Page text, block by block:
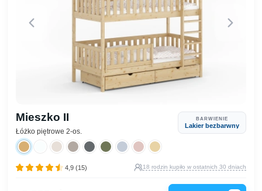
Mieszko II
Łóżko piętrowe 2-os.
BARWIENIE
Lakier bezbarwny
4,9 (15) 18 rodzin kupiło w ostatnich 30 dniach